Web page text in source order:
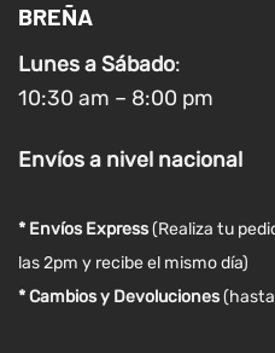
elegir
en
página
producto
BREÑA
Lunes a Sábado:
10:30 am – 8:00 pm
Envíosa nivel nacional
* Envíos Express(Realiza tu
las 2pm y recibe el mismo día)
* Cambios y Devoluciones (hasta